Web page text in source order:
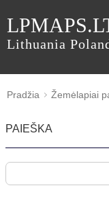
Lithuania
Pradžia Žemėlapiai
PAIEŠKA